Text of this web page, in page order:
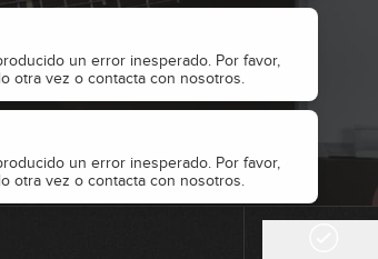
un error inesperado. Por favor,
otra vez o contacta con nosotros.
un error inesperado. Por favor,
otra vez o contacta con nosotros.